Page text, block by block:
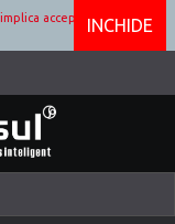
acceptarea lor.
INCHIDE